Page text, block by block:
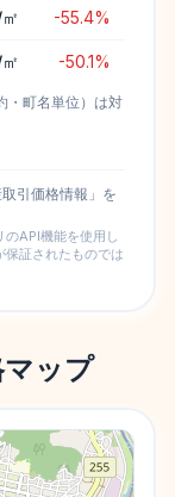
-55.4%
-50.1%
・町名単位）は対
取引価格情報」を
API機能を使用し
保証されたものでは
ップ